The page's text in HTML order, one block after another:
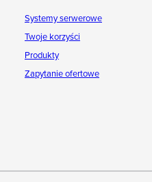
Systemy serwerowe
Twoje korzyści
Produkty
Zapytanie ofertowe